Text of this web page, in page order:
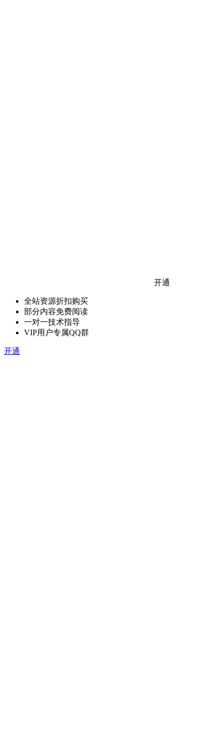
开通
全站资源折扣购买
部分内容免费阅读
一对一技术指导
VIP用户专属QQ群
开通